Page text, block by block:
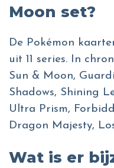
Moon set?
De Pokémon
uit 11 series. In
Sun & Moon,
Shadows, Shining
Ultra Prism,
Dragon Majesty,
Wat is er